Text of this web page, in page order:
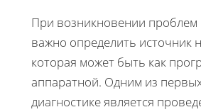
При возникновении проблем
важно определить источник
которая может быть как
аппаратной. Одним из
диагностике является